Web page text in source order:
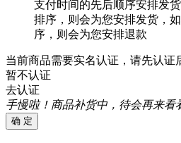
支付时间的先后顺序安排发
排序，则会为您安排发货，
序，则会为您安排退款
当前商品需要实名认证，请先认证
暂不认证
去认证
手慢啦！商品补货中，待会再来看
确 定